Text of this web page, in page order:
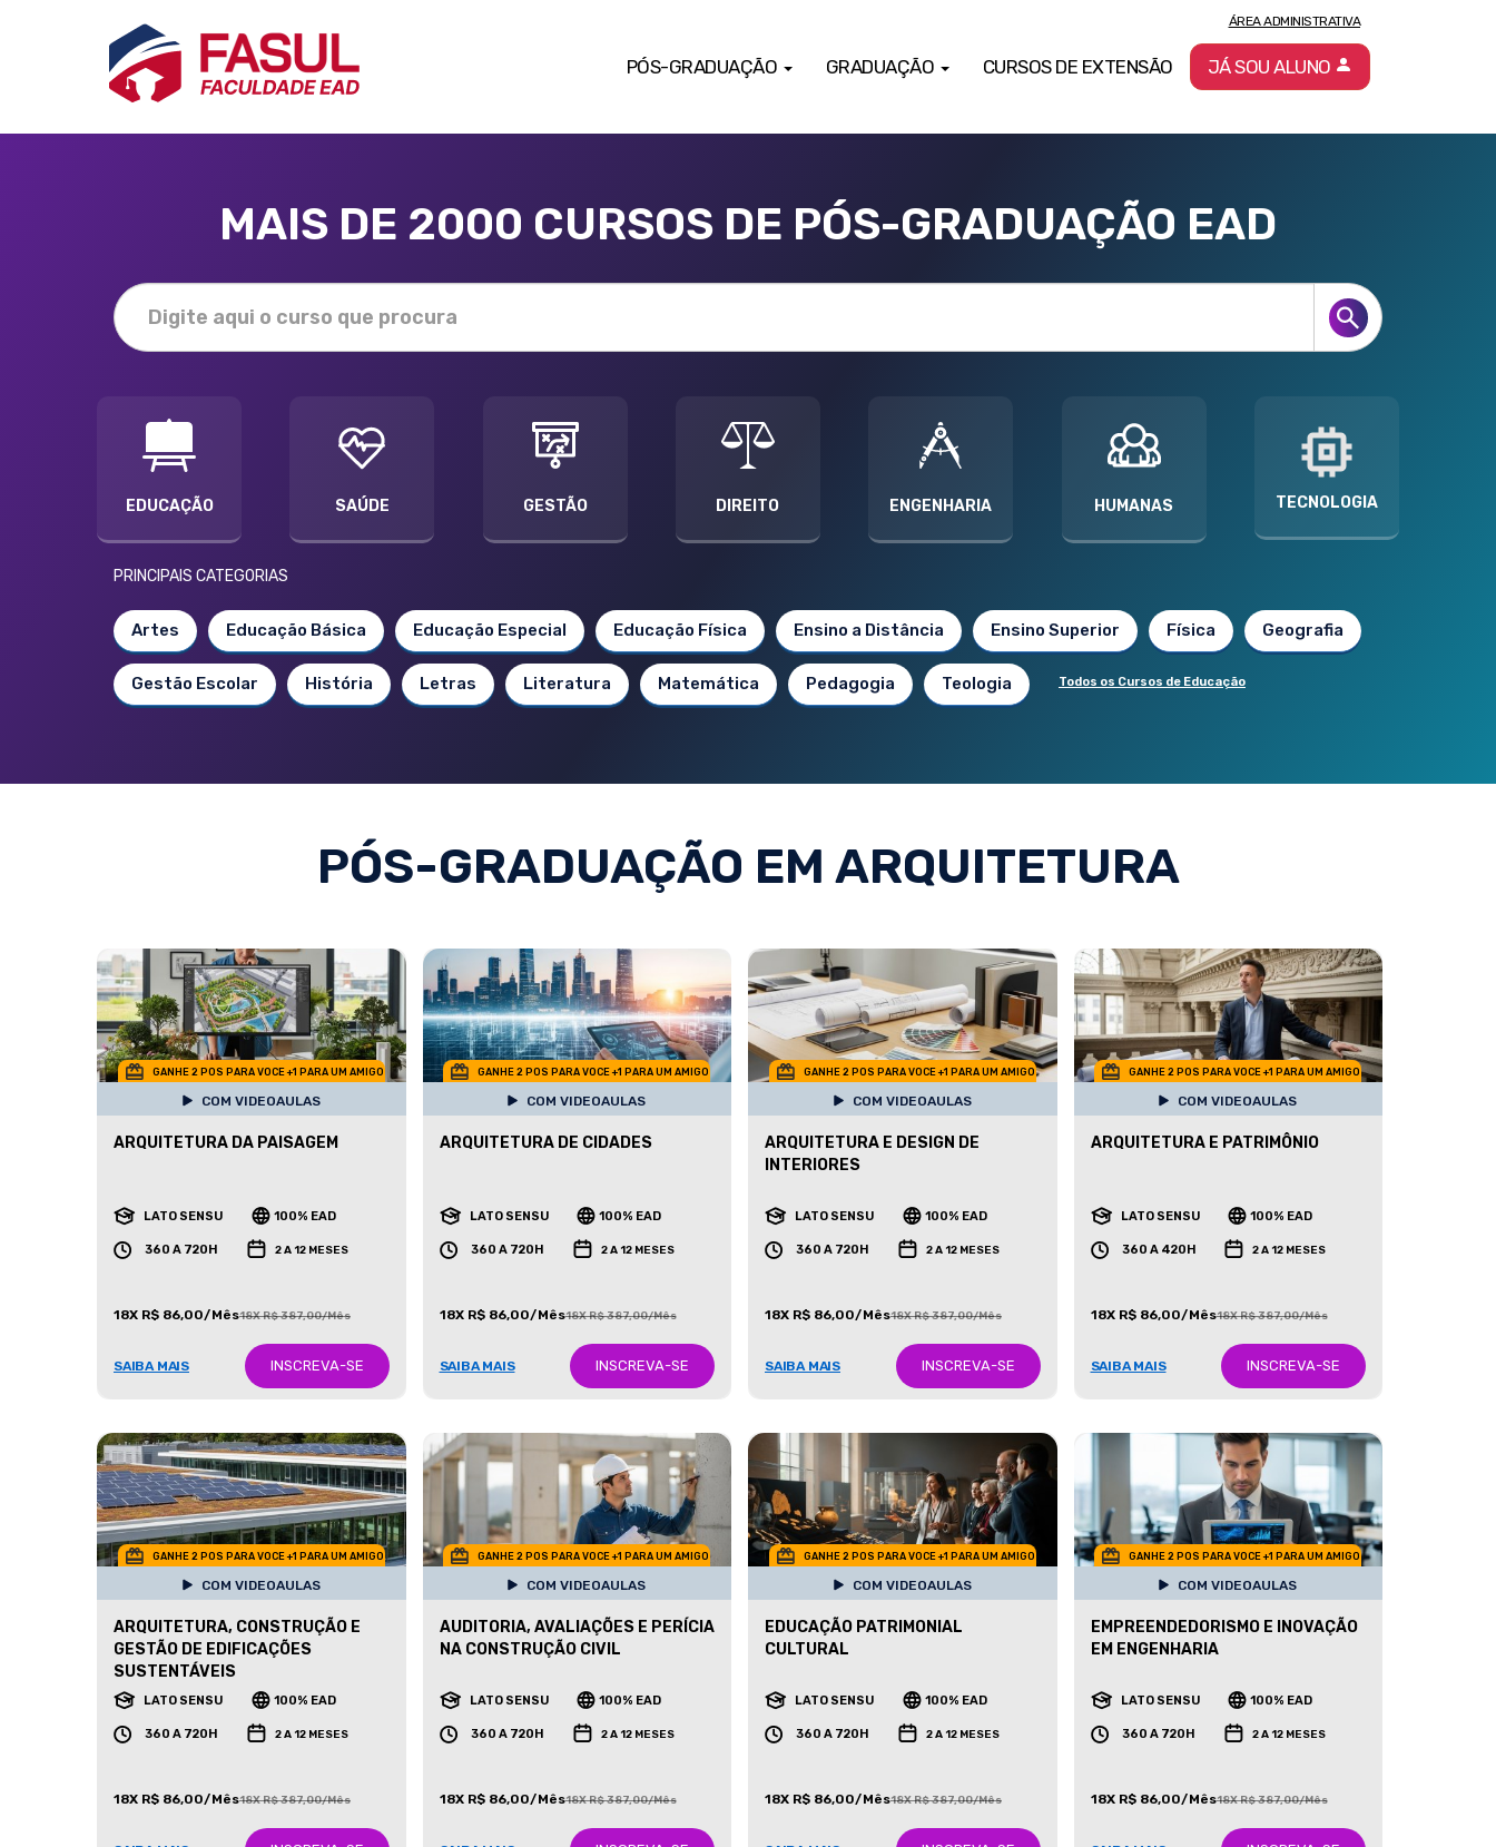
PÓS-GRADUAÇÃO GRADUAÇÃO CURSOS DE EXTENSÃO
ÁREA ADMINISTRATIVA
JÁ SOU ALUNO
MAIS DE 2000 CURSOS DE PÓS-GRADUAÇÃO EAD
EDUCAÇÃO SAÚDE GESTÃO DIREITO ENGENHARIA HUMANAS TECNOLOGIA
PRINCIPAIS CATEGORIAS
Artes Educação Básica Educação Especial Educação Física Ensino a Distância Ensino Superior Física Geografia
Gestão Escolar História Letras Literatura Matemática Pedagogia Teologia Todos os Cursos de Educação
PÓS-GRADUAÇÃO EM ARQUITETURA
GANHE 2 POS PARA VOCE +1 PARA UM AMIGO
COM VIDEOAULAS
ARQUITETURA DA PAISAGEM
LATO SENSU 100% EAD
360 A 720H 2 A 12 MESES
18X R$ 86,00/Mês18X R$ 387,00/Mês
SAIBA MAIS INSCREVA-SE
GANHE 2 POS PARA VOCE +1 PARA UM AMIGO
COM VIDEOAULAS
ARQUITETURA DE CIDADES
LATO SENSU 100% EAD
360 A 720H 2 A 12 MESES
18X R$ 86,00/Mês18X R$ 387,00/Mês
SAIBA MAIS INSCREVA-SE
GANHE 2 POS PARA VOCE +1 PARA UM AMIGO
COM VIDEOAULAS
ARQUITETURA E DESIGN DE
INTERIORES
LATO SENSU 100% EAD
360 A 720H 2 A 12 MESES
18X R$ 86,00/Mês18X R$ 387,00/Mês
SAIBA MAIS INSCREVA-SE
GANHE 2 POS PARA VOCE +1 PARA UM AMIGO
COM VIDEOAULAS
ARQUITETURA E PATRIMÔNIO
LATO SENSU 100% EAD
360 A 420H 2 A 12 MESES
18X R$ 86,00/Mês18X R$ 387,00/Mês
SAIBA MAIS INSCREVA-SE
GANHE 2 POS PARA VOCE +1 PARA UM AMIGO
COM VIDEOAULAS
ARQUITETURA, CONSTRUÇÃO E
GESTÃO DE EDIFICAÇÕES
SUSTENTÁVEIS
LATO SENSU 100% EAD
360 A 720H 2 A 12 MESES
18X R$ 86,00/Mês18X R$ 387,00/Mês
GANHE 2 POS PARA VOCE +1 PARA UM AMIGO
COM VIDEOAULAS
AUDITORIA, AVALIAÇÕES E PERÍCIA
NA CONSTRUÇÃO CIVIL
LATO SENSU 100% EAD
360 A 720H 2 A 12 MESES
18X R$ 86,00/Mês18X R$ 387,00/Mês
GANHE 2 POS PARA VOCE +1 PARA UM AMIGO
COM VIDEOAULAS
EDUCAÇÃO PATRIMONIAL
CULTURAL
LATO SENSU 100% EAD
360 A 720H 2 A 12 MESES
18X R$ 86,00/Mês18X R$ 387,00/Mês
GANHE 2 POS PARA VOCE +1 PARA UM AMIGO
COM VIDEOAULAS
EMPREENDEDORISMO E INOVAÇÃO
EM ENGENHARIA
LATO SENSU 100% EAD
360 A 720H 2 A 12 MESES
18X R$ 86,00/Mês18X R$ 387,00/Mês